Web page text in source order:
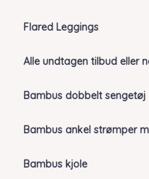
Flared Leggings
Alle undtagen tilbud eller
Bambus dobbelt sengetøj
Bambus ankel strømper
Bambus kjole